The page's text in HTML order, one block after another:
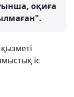
оқиға
іс